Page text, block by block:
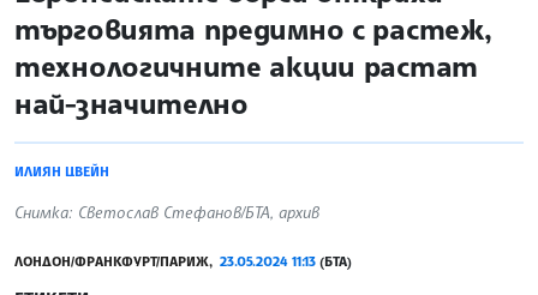
търговията предимно с растеж,
технологичните акции растат
най-значително
ИЛИЯН ЦВЕЙН
Снимка: Светослав Стефанов/БТА, архив
ЛОНДОН/ФРАНКФУРТ/ПАРИЖ, 23.05.2024 11:13 (БТА)